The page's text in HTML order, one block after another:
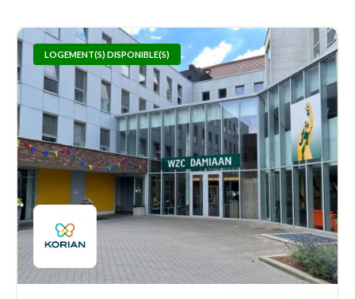
LOGEMENT(S) DISPONIBLE(S)